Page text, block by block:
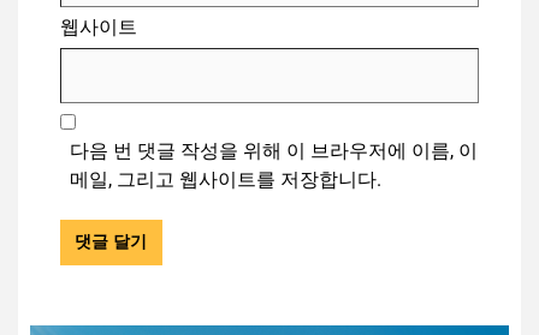
웹사이트
다음 번 댓글 작성을 위해 이 브라우저에 이름, 이
메일, 그리고 웹사이트를 저장합니다.